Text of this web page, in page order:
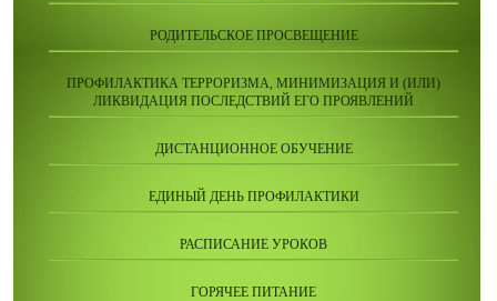
РОДИТЕЛЬСКОЕ ПРОСВЕЩЕНИЕ
ПРОФИЛАКТИКА ТЕРРОРИЗМА, МИНИМИЗАЦИЯ И (ИЛИ)
ЛИКВИДАЦИЯ ПОСЛЕДСТВИЙ ЕГО ПРОЯВЛЕНИЙ
ДИСТАНЦИОННОЕ ОБУЧЕНИЕ
ЕДИНЫЙ ДЕНЬ ПРОФИЛАКТИКИ
РАСПИСАНИЕ УРОКОВ
ГОРЯЧЕЕ ПИТАНИЕ